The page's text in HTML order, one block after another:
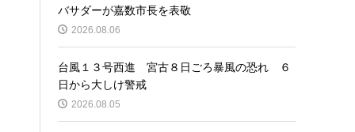
バサダーが嘉数市長を表敬
2026.08.06
台風１３号西進 宮古８日ごろ暴風の恐れ ６
日から大しけ警戒
2026.08.05